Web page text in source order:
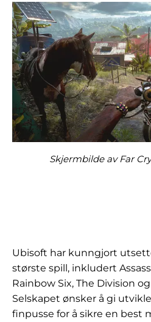
Skjermbilde av Far
Ubisoft har kunngjort
største spill, inkludert
Rainbow Six, The Division
Selskapet ønsker å gi
finpusse for å sikre en best